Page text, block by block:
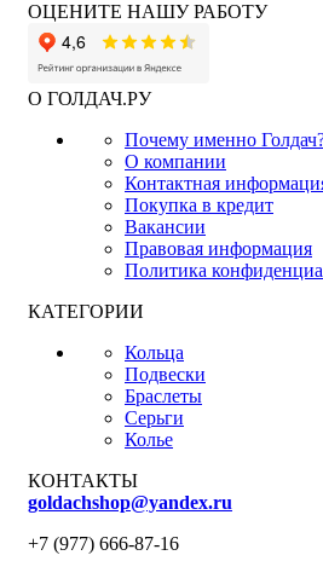
ОЦЕНИТЕ НАШУ РАБОТУ
О ГОЛДАЧ.РУ
Почему именно
О компании
Контактная
Покупка в кредит
Вакансии
Правовая информация
Политика
КАТЕГОРИИ
Кольца
Подвески
Браслеты
Серьги
Колье
КОНТАКТЫ
goldachshop@yandex.ru
+7 (977) 666-87-16